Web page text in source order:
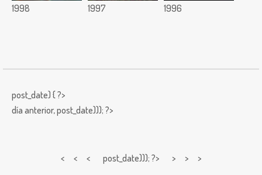
1998 1997 1996
post_date) { ?>
día anterior,post_date))); ?>
< < < post_date))); ?> > > >